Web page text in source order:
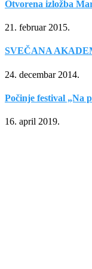
Otvorena izložba
21. februar 2015.
SVEČANA
24. decembar 2014.
Počinje festival „Na
16. april 2019.